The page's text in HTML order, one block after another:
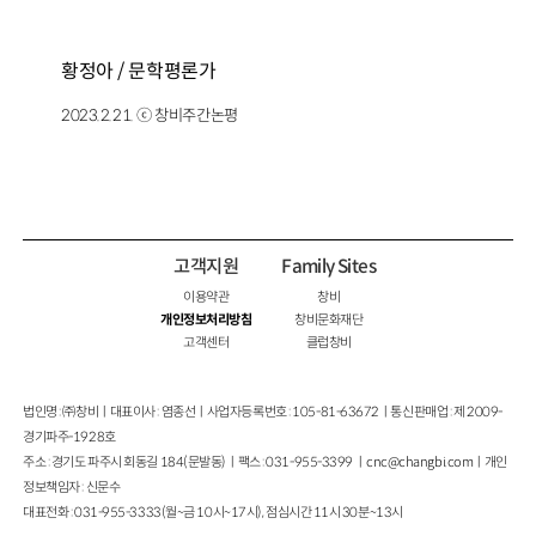
황정아 / 문학평론가
2023.2.21. ⓒ 창비주간논평
고객지원
이용약관
개인정보처리방침
고객센터
Family Sites
창비
창비문화재단
클럽창비
법인명 : ㈜창비ㅣ대표이사 : 염종선ㅣ사업자등록번호 : 105-81-63672ㅣ통신판매업 : 제 2009-
경기파주-1928호
주소 : 경기도 파주시 회동길 184(문발동)ㅣ팩스 : 031-955-3399 ㅣcnc@changbi.com ㅣ개인
정보책임자 : 신문수
대표전화 : 031-955-3333(월~금 10시~17시), 점심시간 11시 30분~13시